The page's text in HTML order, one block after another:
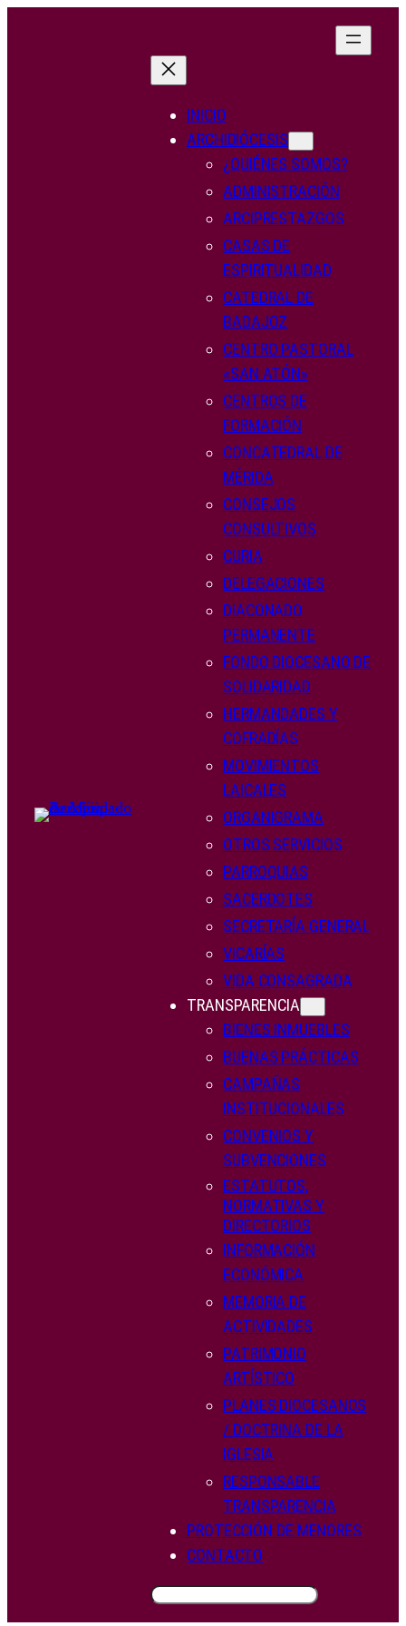
INICIO
ARCHIDIÓCESIS
¿QUIÉNES SOMOS?
ADMINISTRACIÓN
ARCIPRESTAZGOS
CASAS DE
ESPIRITUALIDAD
CATEDRAL DE
BADAJOZ
CENTRO PASTORAL
«SAN ATÓN»
CENTROS DE
FORMACIÓN
CONCATEDRAL DE
MÉRIDA
CONSEJOS
CONSULTIVOS
CURIA
DELEGACIONES
DIACONADO
PERMANENTE
FONDO DIOCESANO DE
SOLIDARIDAD
HERMANDADES Y
COFRADÍAS
MOVIMIENTOS
LAICALES
ORGANIGRAMA
OTROS SERVICIOS
PARROQUIAS
SACERDOTES
SECRETARÍA GENERAL
VICARÍAS
VIDA CONSAGRADA
TRANSPARENCIA
BIENES INMUEBLES
BUENAS PRÁCTICAS
CAMPAÑAS
INSTITUCIONALES
CONVENIOS Y
SUBVENCIONES
ESTATUTOS,
NORMATIVAS Y
DIRECTORIOS
INFORMACIÓN
ECONÓMICA
MEMORIA DE
ACTIVIDADES
PATRIMONIO
ARTÍSTICO
PLANES DIOCESANOS
/ DOCTRINA DE LA
IGLESIA
RESPONSABLE
TRANSPARENCIA
PROTECCIÓN DE MENORES
CONTACTO
BUSCAR